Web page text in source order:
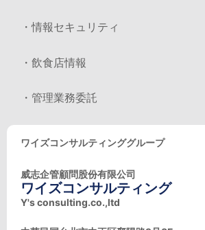
・情報セキュリティ
・飲食店情報
・管理業務委託
ワイズコンサルティンググループ
威志企管顧問股份有限公司
ワイズコンサルティング
Y's consulting.co.,ltd